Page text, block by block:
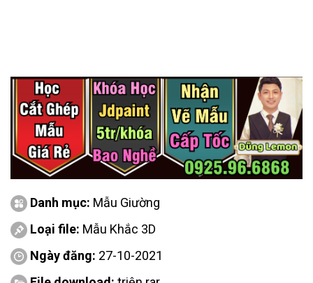
Danh mục: Mẫu Giường
Loại file: Mẫu Khắc 3D
Ngày đăng: 27-10-2021